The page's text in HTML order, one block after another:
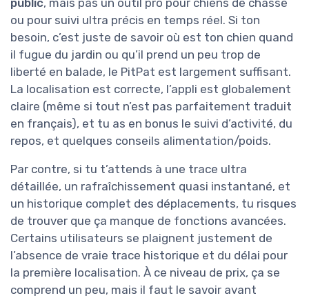
public, mais pas un outil pro pour chiens de chasse
ou pour suivi ultra précis en temps réel. Si ton
besoin, c’est juste de savoir où est ton chien quand
il fugue du jardin ou qu’il prend un peu trop de
liberté en balade, le PitPat est largement suffisant.
La localisation est correcte, l’appli est globalement
claire (même si tout n’est pas parfaitement traduit
en français), et tu as en bonus le suivi d’activité, du
repos, et quelques conseils alimentation/poids.
Par contre, si tu t’attends à une trace ultra
détaillée, un rafraîchissement quasi instantané, et
un historique complet des déplacements, tu risques
de trouver que ça manque de fonctions avancées.
Certains utilisateurs se plaignent justement de
l’absence de vraie trace historique et du délai pour
la première localisation. À ce niveau de prix, ça se
comprend un peu, mais il faut le savoir avant